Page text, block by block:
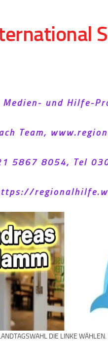
und Hilfe-
Team,
5867 8054, Tel
DIE LINKE WÄHLEN.